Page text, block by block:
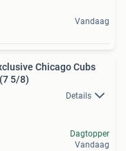
Vandaag
Chicago Cubs
5/8)
Details
Dagtopper
Vandaag